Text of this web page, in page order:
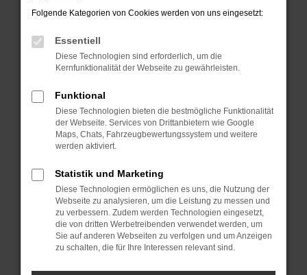
Manche Erweiterungen, wie Werbeblocker,
können das Laden bestimmter Seiten
verhindern. Funktioniert die Seite in einem
Fenster?
Starte dein Gerät neu.
Das kann manchmal helfen, vorübergehende
Probleme zu beheben.
Stelle sicher, dass dein Browser und dein
Betriebssystem auf dem neuesten Stand
sind.
Veraltete Software birgt nicht nur ein
Sicherheitsrisiko, sondern kann auch dazu
führen, dass bestimmte Funktionen nicht mehr
Folgende Kategorien von Cookies werden von uns eingesetzt:
Essentiell
Diese Technologien sind erforderlich, um die
Kernfunktionalität der Webseite zu gewährleisten.
Funktional
Diese Technologien bieten die bestmögliche Funktionalität
der Webseite. Services von Drittanbietern wie Google
Maps, Chats, Fahrzeugbewertungssystem und weitere
werden aktiviert.
Statistik und Marketing
Diese Technologien ermöglichen es uns, die Nutzung der
Webseite zu analysieren, um die Leistung zu messen und
zu verbessern. Zudem werden Technologien eingesetzt,
die von dritten Werbetreibenden verwendet werden, um
Sie auf anderen Webseiten zu verfolgen und um Anzeigen
zu schalten, die für Ihre Interessen relevant sind.